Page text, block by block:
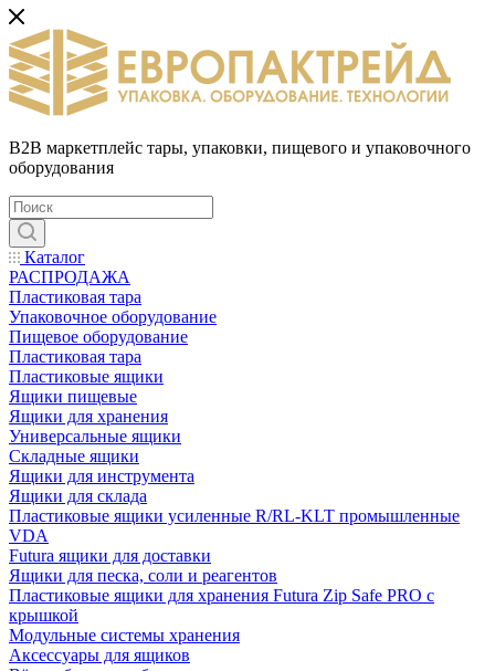
B2B маркетплейс тары, упаковки, пищевого и упаковочного
оборудования
Каталог
РАСПРОДАЖА
Пластиковая тара
Упаковочное оборудование
Пищевое оборудование
Пластиковая тара
Пластиковые ящики
Ящики пищевые
Ящики для хранения
Универсальные ящики
Складные ящики
Ящики для инструмента
Ящики для склада
Пластиковые ящики усиленные R/RL-KLT промышленные
VDA
Futura ящики для доставки
Ящики для песка, соли и реагентов
Пластиковые ящики для хранения Futura Zip Safe PRO с
крышкой
Модульные системы хранения
Аксессуары для ящиков